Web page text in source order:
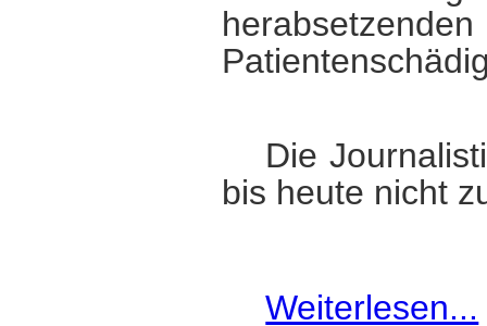
Die
bis heute nicht
Weiterlesen...